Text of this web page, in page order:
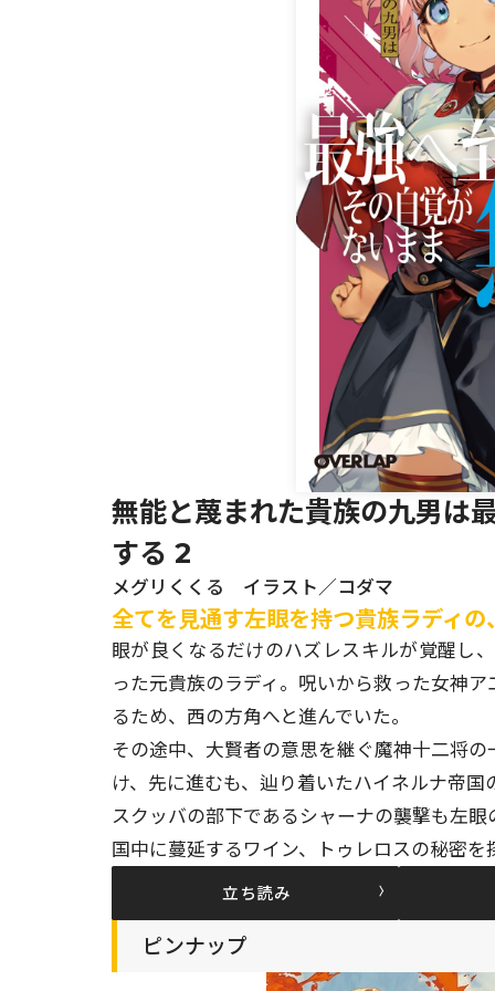
無能と蔑まれた貴族の九男は
する 2
メグリくくる イラスト／コダマ
全てを見通す左眼を持つ貴族ラディ
眼が良くなるだけのハズレスキルが覚醒し
った元貴族のラディ。呪いから救った女神
るため、西の方角へと進んでいた。
その途中、大賢者の意思を継ぐ魔神十二将
け、先に進むも、辿り着いたハイネルナ帝
スクッバの部下であるシャーナの襲撃も左
国中に蔓延するワイン、トゥレロスの秘密
立ち読み
ピンナップ